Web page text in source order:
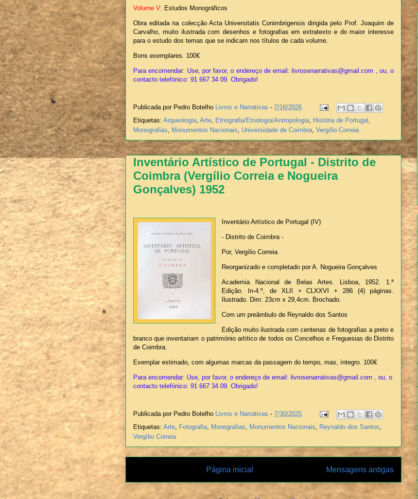
Volume V: Estudos Monográficos
Obra editada na colecção Acta Universitatis Conimbrigensis dirigida pelo Prof. Joaquim de
Carvalho, muito ilustrada com desenhos e fotografias em extratexto e do maior interesse
para o estudo dos temas que se indicam nos títulos de cada volume.
Bons exemplares. 100€
Para encomendar: Use, por favor, o endereço de email: livrosenarrativas@gmail.com , ou, o
contacto telefónico: 91 667 34 09. Obrigado!
Publicada por Pedro Botelho Livros e Narrativas - 7/16/2026
Etiquetas: Arqueologia, Arte, Etnografia/Etnologia/Antropologia, História de Portugal ,
Monografias, Monumentos Nacionais, Universidade de Coimbra, Vergílio Correia
Inventário Artístico de Portugal - Distrito de
Coimbra (Vergílio Correia e Nogueira
Gonçalves) 1952
Inventário Artístico de Portugal (IV)
- Distrito de Coimbra -
Por, Vergílio Correia
Reorganizado e completado por A. Nogueira Gonçalves
Academia Nacional de Belas Artes. Lisboa, 1952. 1.ª
Edição. In-4.º, de XLII + CLXXVI + 286 (4) páginas.
Ilustrado. Dim: 23cm x 29,4cm. Brochado.
Com um preâmbulo de Reynaldo dos Santos
Edição muito ilustrada com centenas de fotografias a preto e
branco que inventariam o património artítico de todos os Concelhos e Freguesias do Distrito
de Coimbra.
Exemplar estimado, com algumas marcas da passagem do tempo, mas, íntegro. 100€
Para encomendar: Use, por favor, o endereço de email: livrosenarrativas@gmail.com , ou, o
contacto telefónico: 91 667 34 09. Obrigado!
Publicada por Pedro Botelho Livros e Narrativas - 7/30/2025
Etiquetas: Arte, Fotografia, Monografias, Monumentos Nacionais, Reynaldo dos Santos,
Vergílio Correia
Mensagens antigas
Página inicial